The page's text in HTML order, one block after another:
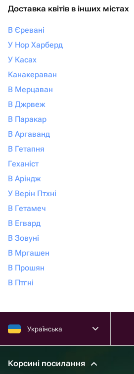
Доставка квітів в інших містах
В Єревані
У Нор Харберд
У Касах
Канакераван
В Мерцаван
В Джрвеж
В Паракар
В Аргаванд
В Гетапня
Геханіст
В Аріндж
У Верін Птхні
В Гетамеч
В Егвард
В Зовуні
В Мргашен
В Прошян
В Птгні
Українська
Корсині посилання